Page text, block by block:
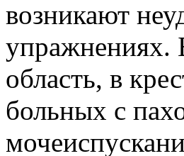
возникают
упражнениях.
область, в
больных с